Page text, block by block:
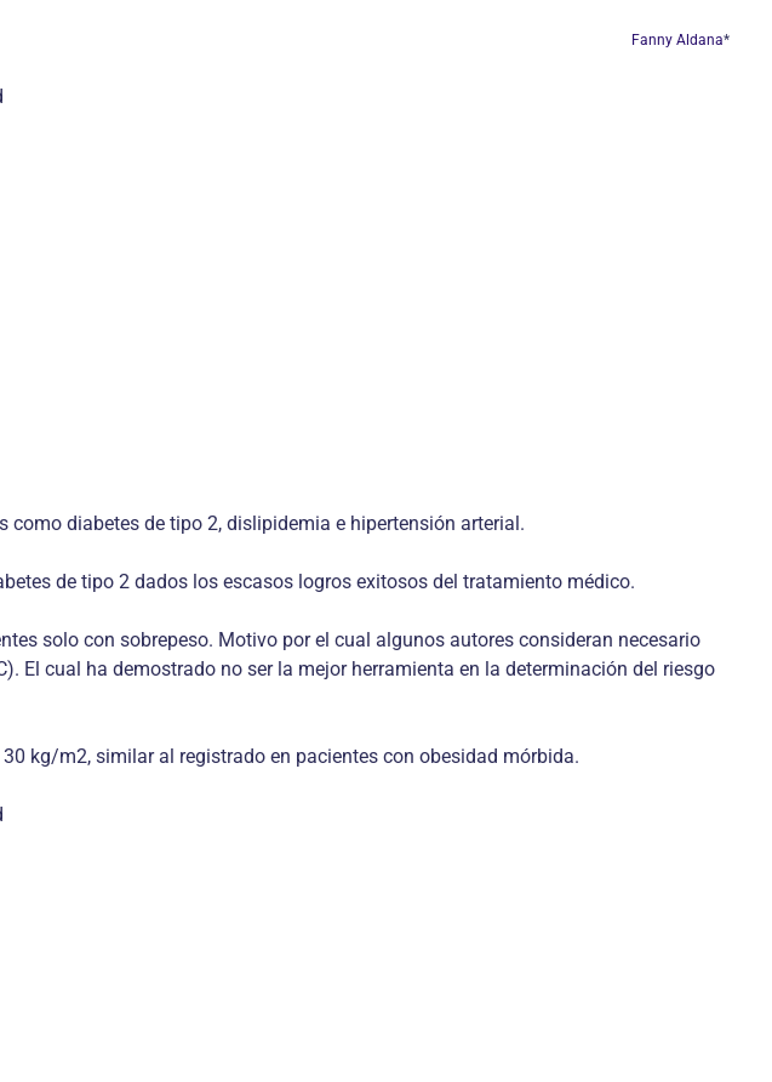
Fanny Aldana*
diabetes de tipo 2, dislipidemia e hipertensión arterial.
de tipo 2 dados los escasos logros exitosos del tratamiento médico.
solo con sobrepeso. Motivo por el cual algunos autores consideran necesario
El cual ha demostrado no ser la mejor herramienta en la determinación del riesgo
kg/m2, similar al registrado en pacientes con obesidad mórbida.